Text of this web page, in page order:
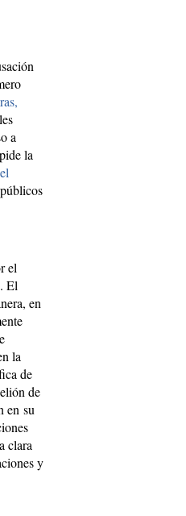
a
la
el
El
en
la
de
de
en su
clara
y